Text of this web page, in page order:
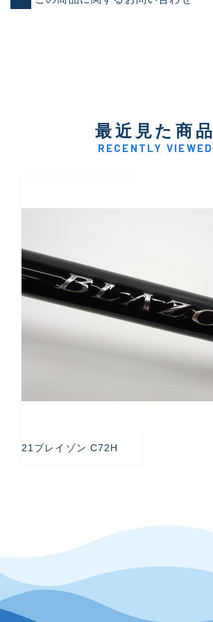
最近見た商品
RECENTLY VIEWED
21ブレイゾン C72H